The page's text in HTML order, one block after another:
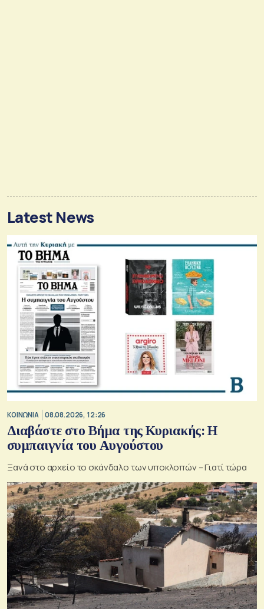
Latest News
ΚΟΙΝΩΝΙΑ 08.08.2026, 12:26
Διαβάστε στο Βήμα της Κυριακής: Η
συμπαιγνία του Αυγούστου
Ξανά στο αρχείο το σκάνδαλο των υποκλοπών – Γιατί τώρα